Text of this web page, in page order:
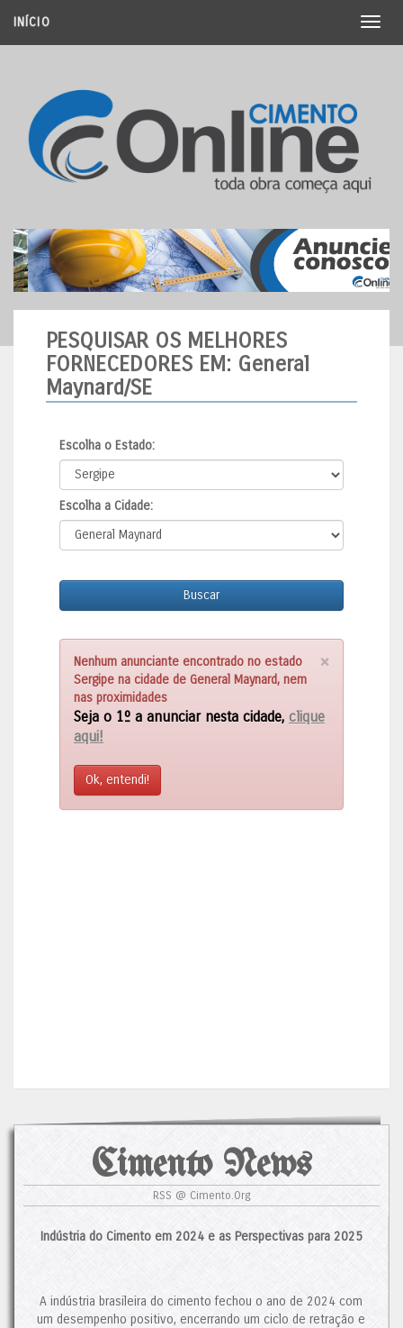
INÍCIO
PESQUISAR OS MELHORES
FORNECEDORES EM: General
Maynard/SE
Escolha o Estado:
Escolha a Cidade:
Buscar
×
Nenhum anunciante encontrado no estado
Sergipe na cidade de General Maynard, nem
nas proximidades
Seja o 1º a anunciar nesta cidade, clique
aqui!
Ok, entendi!
Cimento News
RSS @ Cimento.Org
Indústria do Cimento em 2024 e as Perspectivas para 2025
A indústria brasileira do cimento fechou o ano de 2024 com
um desempenho positivo, encerrando um ciclo de retração e